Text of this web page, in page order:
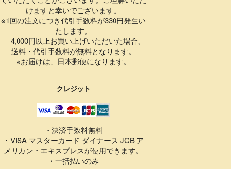
けますと幸いでございます。
※1回の注文につき代引手数料が330円発生い
たします。
4,000円以上お買い上げいただいた場合、
送料・代引手数料が無料となります。
※お届けは、日本郵便になります。
クレジット
・決済手数料無料
・VISA マスターカード ダイナース JCB ア
メリカン・エキスプレスが使用できます。
・一括払いのみ